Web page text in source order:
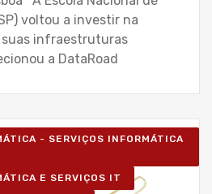
voltou a investir na
suas infraestruturas
a DataRoad
- SERVIÇOS INFORMÁTICA
E SERVIÇOS IT